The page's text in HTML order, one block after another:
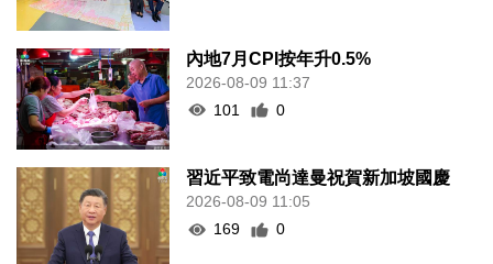
內地7月CPI按年升0.5%
2026-08-09 11:37
101
0
習近平致電尚達曼祝賀新加坡國慶
2026-08-09 11:05
169
0